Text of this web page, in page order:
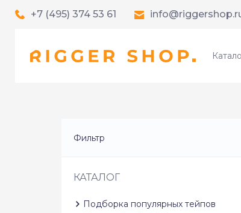
+7 (495) 374 53 61
Фильтр
КАТАЛОГ
Подборка популярных тейпов